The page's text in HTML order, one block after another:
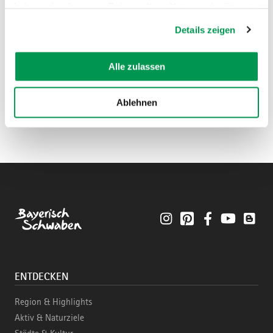
Details zeigen
Alle zulassen
Ablehnen
InstagramPinterestFacebookYouTube
ENTDECKEN
Region & Highlights
Aktiv & Naturziele